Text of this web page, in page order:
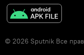
© 2026 Sputnik Все